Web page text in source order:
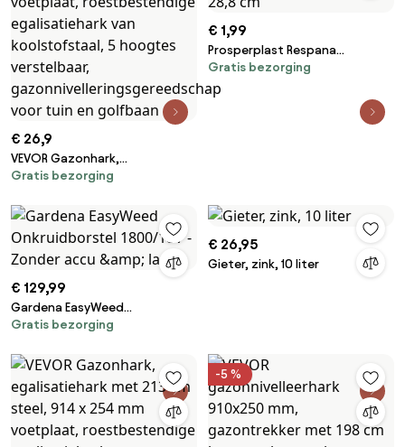
€ 26,9
VEVOR Gazonhark,
egalisatiehark met 198 cm
roestbestendige
egalisatiehark van
verstelbaar,
gazonnivelleringsgereedschap
voor tuin en golfbaan
Gratis bezorging
€ 1,99
Prosperplast Respana
Tuinschepje / Verplantschepje -
Zwart - 28,8 cm
Gratis bezorging
€ 129,99
Gardena EasyWeed
Onkruidborstel 1800/18V -
Gratis bezorging
€ 26,95
Gieter, zink, 10 liter
-5 %